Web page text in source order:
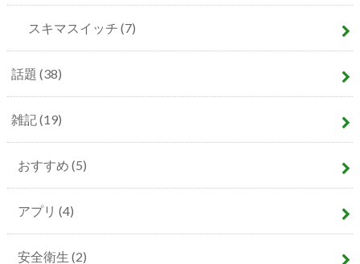
スキマスイッチ (7)
話題 (38)
雑記 (19)
おすすめ (5)
アプリ (4)
安全衛生 (2)